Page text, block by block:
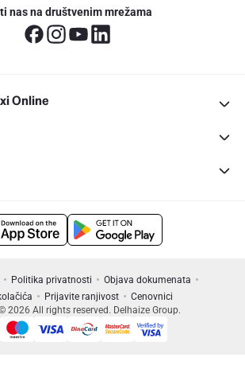
nas na društvenim mrežama
Online
Politika privatnosti
Objava dokumenata
Prijavite ranjivost
Cenovnici
2026 All rights reserved. Delhaize Group.